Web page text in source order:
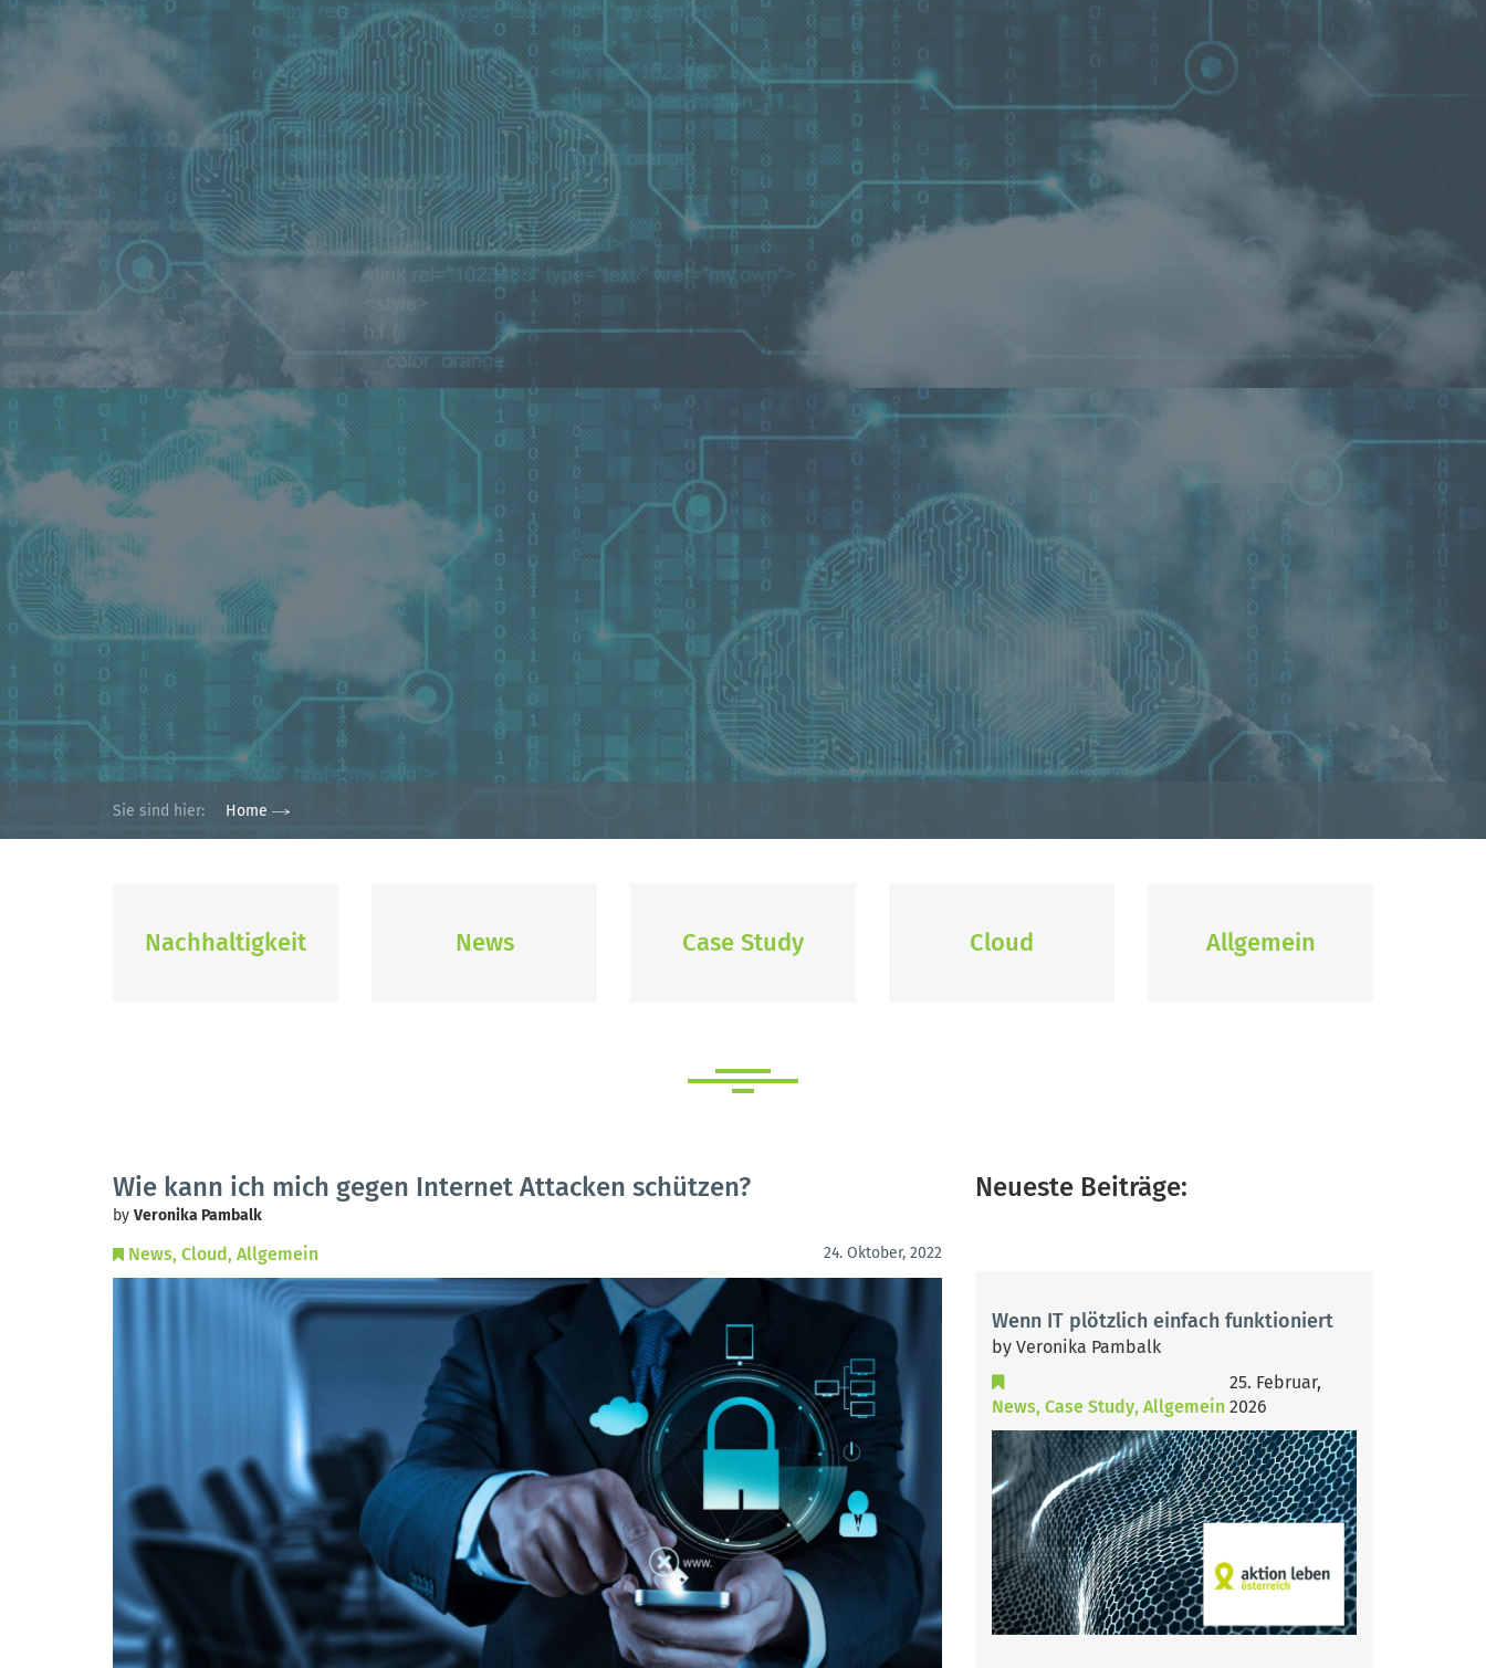
Sie sind hier: Home
Nachhaltigkeit News Case Study Cloud Allgemein
Wie kann ich mich gegen Internet Attacken schützen?
by Veronika Pambalk
News Cloud Allgemein 24. Oktober, 2022
Neueste Beiträge:
Wenn IT plötzlich einfach funktioniert
by Veronika Pambalk
News Case Study Allgemein
25. Februar,
2026